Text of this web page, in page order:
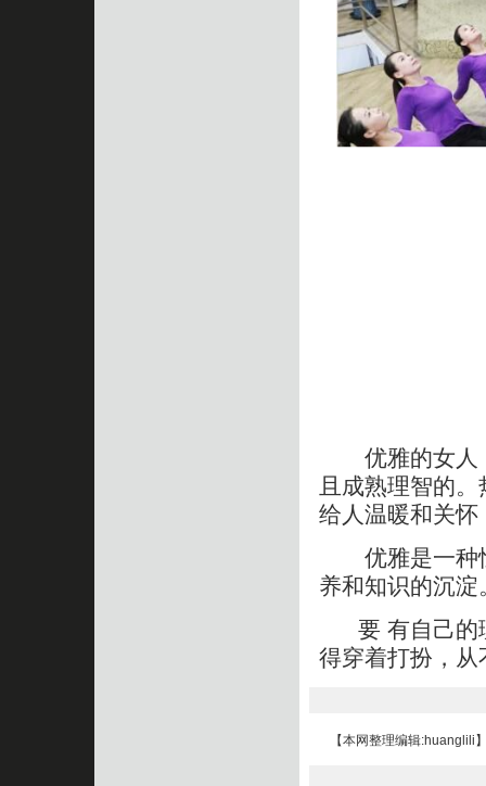
优雅的女人，
且成熟理智的
给人温暖和关
优雅是一种恒
养和知识的沉淀
要 有自己的
得穿着打扮，
【本网整理编辑:huanglili